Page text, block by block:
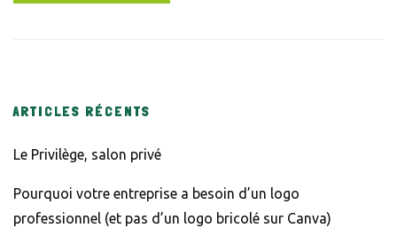
ARTICLES RÉCENTS
Le Privilège, salon privé
Pourquoi votre entreprise a besoin d’un logo
professionnel (et pas d’un logo bricolé sur Canva)